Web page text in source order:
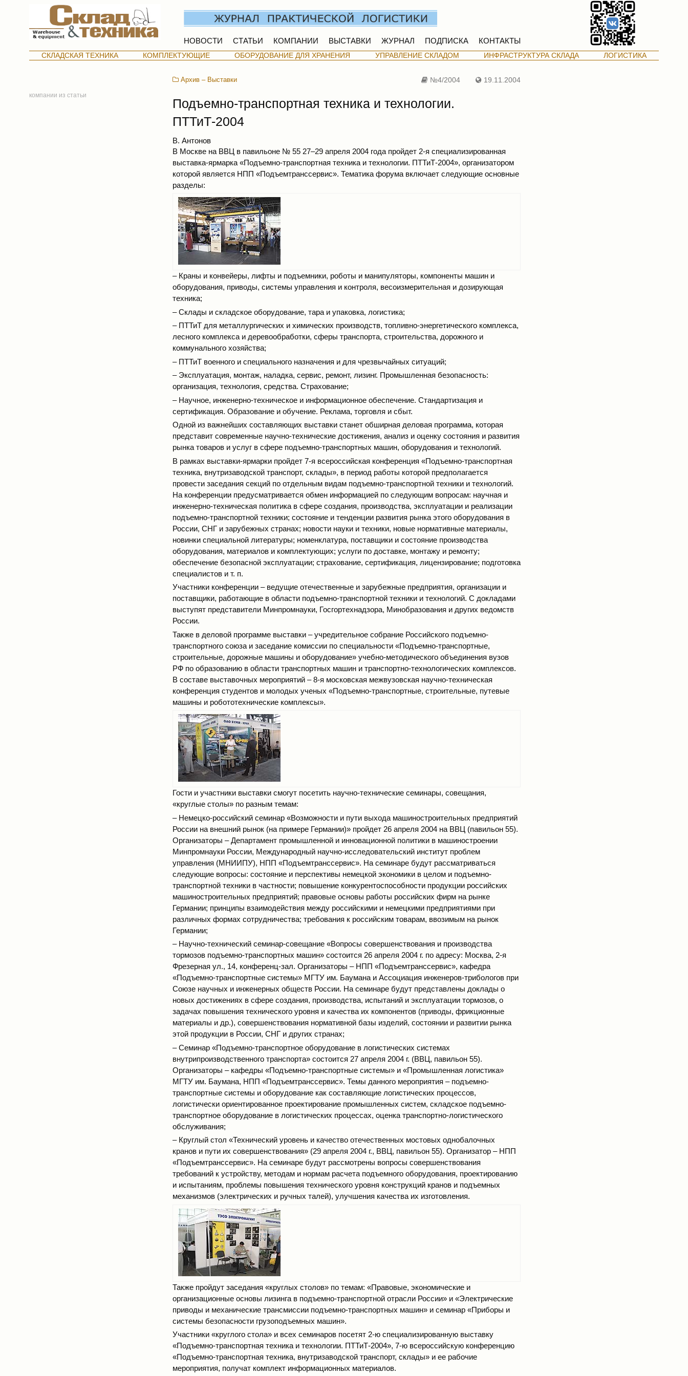
НОВОСТИ СТАТЬИ КОМПАНИИ ВЫСТАВКИ ЖУРНАЛ ПОДПИСКА КОНТАКТЫ
СКЛАДСКАЯ ТЕХНИКА КОМПЛЕКТУЮЩИЕ ОБОРУДОВАНИЕ ДЛЯ ХРАНЕНИЯ УПРАВЛЕНИЕ СКЛАДОМ ИНФРАСТРУКТУРА СКЛАДА ЛОГИСТИКА
компании из статьи
Архив – Выставки №4/2004 19.11.2004
Подъемно-транспортная техника и технологии.
ПТТиТ-2004
В. Антонов
В Москве на ВВЦ в павильоне № 55 27–29 апреля 2004 года пройдет 2-я специализированная
выставка-ярмарка «Подъемно-транспортная техника и технологии. ПТТиТ-2004», организатором
которой является НПП «Подъемтранссервис». Тематика форума включает следующие основные
разделы:
– Краны и конвейеры, лифты и подъемники, роботы и манипуляторы, компоненты машин и
оборудования, приводы, системы управления и контроля, весоизмерительная и дозирующая
техника;
– Склады и складское оборудование, тара и упаковка, логистика;
– ПТТиТ для металлургических и химических производств, топливно-энергетического комплекса,
лесного комплекса и деревообработки, сферы транспорта, строительства, дорожного и
коммунального хозяйства;
– ПТТиТ военного и специального назначения и для чрезвычайных ситуаций;
– Эксплуатация, монтаж, наладка, сервис, ремонт, лизинг. Промышленная безопасность:
организация, технология, средства. Страхование;
– Научное, инженерно-техническое и информационное обеспечение. Стандартизация и
сертификация. Образование и обучение. Реклама, торговля и сбыт.
Одной из важнейших составляющих выставки станет обширная деловая программа, которая
представит современные научно-технические достижения, анализ и оценку состояния и развития
рынка товаров и услуг в сфере подъемно-транспортных машин, оборудования и технологий.
В рамках выставки-ярмарки пройдет 7-я всероссийская конференция «Подъемно-транспортная
техника, внутризаводской транспорт, склады», в период работы которой предполагается
провести заседания секций по отдельным видам подъемно-транспортной техники и технологий.
На конференции предусматривается обмен информацией по следующим вопросам: научная и
инженерно-техническая политика в сфере создания, производства, эксплуатации и реализации
подъемно-транспортной техники; состояние и тенденции развития рынка этого оборудования в
России, СНГ и зарубежных странах; новости науки и техники, новые нормативные материалы,
новинки специальной литературы; номенклатура, поставщики и состояние производства
оборудования, материалов и комплектующих; услуги по доставке, монтажу и ремонту;
обеспечение безопасной эксплуатации; страхование, сертификация, лицензирование; подготовка
специалистов и т. п.
Участники конференции – ведущие отечественные и зарубежные предприятия, организации и
поставщики, работающие в области подъемно-транспортной техники и технологий. С докладами
выступят представители Минпромнауки, Госгортехнадзора, Минобразования и других ведомств
России.
Также в деловой программе выставки – учредительное собрание Российского подъемно-
транспортного союза и заседание комиссии по специальности «Подъемно-транспортные,
строительные, дорожные машины и оборудование» учебно-методического объединения вузов
РФ по образованию в области транспортных машин и транспортно-технологических комплексов.
В составе выставочных мероприятий – 8-я московская межвузовская научно-техническая
конференция студентов и молодых ученых «Подъемно-транспортные, строительные, путевые
машины и робототехнические комплексы».
Гости и участники выставки смогут посетить научно-технические семинары, совещания,
«круглые столы» по разным темам:
– Немецко-российский семинар «Возможности и пути выхода машиностроительных предприятий
России на внешний рынок (на примере Германии)» пройдет 26 апреля 2004 на ВВЦ (павильон 55).
Организаторы – Департамент промышленной и инновационной политики в машиностроении
Минпромнауки России, Международный научно-исследовательский институт проблем
управления (МНИИПУ), НПП «Подъемтранссервис». На семинаре будут рассматриваться
следующие вопросы: состояние и перспективы немецкой экономики в целом и подъемно-
транспортной техники в частности; повышение конкурентоспособности продукции российских
машиностроительных предприятий; правовые основы работы российских фирм на рынке
Германии; принципы взаимодействия между российскими и немецкими предприятиями при
различных формах сотрудничества; требования к российским товарам, ввозимым на рынок
Германии;
– Научно-технический семинар-совещание «Вопросы совершенствования и производства
тормозов подъемно-транспортных машин» состоится 26 апреля 2004 г. по адресу: Москва, 2-я
Фрезерная ул., 14, конференц-зал. Организаторы – НПП «Подъемтранссервис», кафедра
«Подъемно-транспортные системы» МГТУ им. Баумана и Ассоциация инженеров-трибологов при
Союзе научных и инженерных обществ России. На семинаре будут представлены доклады о
новых достижениях в сфере создания, производства, испытаний и эксплуатации тормозов, о
задачах повышения технического уровня и качества их компонентов (приводы, фрикционные
материалы и др.), совершенствования нормативной базы изделий, состоянии и развитии рынка
этой продукции в России, СНГ и других странах;
– Семинар «Подъемно-транспортное оборудование в логистических системах
внутрипроизводственного транспорта» состоится 27 апреля 2004 г. (ВВЦ, павильон 55).
Организаторы – кафедры «Подъемно-транспортные системы» и «Промышленная логистика»
МГТУ им. Баумана, НПП «Подъемтранссервис». Темы данного мероприятия – подъемно-
транспортные системы и оборудование как составляющие логистических процессов,
логистически ориентированное проектирование промышленных систем, складское подъемно-
транспортное оборудование в логистических процессах, оценка транспортно-логистического
обслуживания;
– Круглый стол «Технический уровень и качество отечественных мостовых однобалочных
кранов и пути их совершенствования» (29 апреля 2004 г., ВВЦ, павильон 55). Организатор – НПП
«Подъемтранссервис». На семинаре будут рассмотрены вопросы совершенствования
требований к устройству, методам и нормам расчета подъемного оборудования, проектированию
и испытаниям, проблемы повышения технического уровня конструкций кранов и подъемных
механизмов (электрических и ручных талей), улучшения качества их изготовления.
Также пройдут заседания «круглых столов» по темам: «Правовые, экономические и
организационные основы лизинга в подъемно-транспортной отрасли России» и «Электрические
приводы и механические трансмиссии подъемно-транспортных машин» и семинар «Приборы и
системы безопасности грузоподъемных машин».
Участники «круглого стола» и всех семинаров посетят 2-ю специализированную выставку
«Подъемно-транспортная техника и технологии. ПТТиТ-2004», 7-ю всероссийскую конференцию
«Подъемно-транспортная техника, внутризаводской транспорт, склады» и ее рабочие
мероприятия, получат комплект информационных материалов.